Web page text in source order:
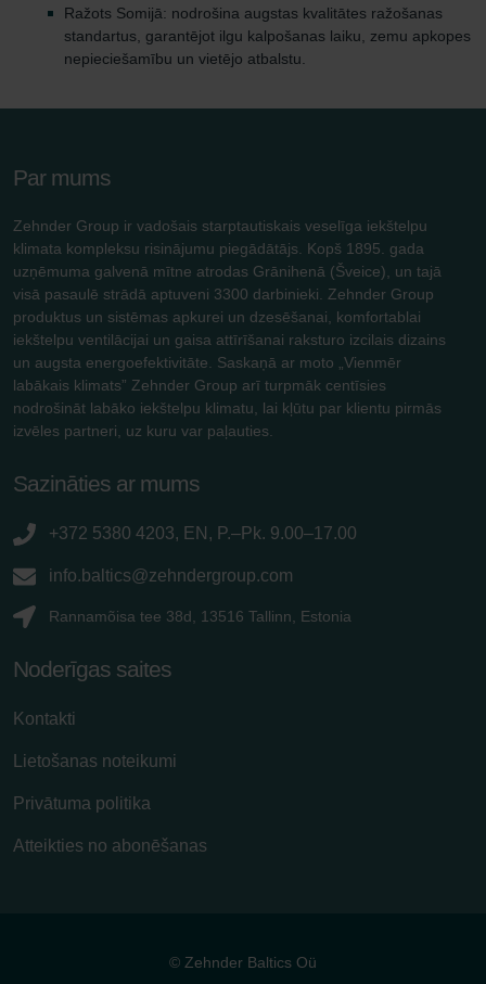
Ražots Somijā: nodrošina augstas kvalitātes ražošanas
standartus, garantējot ilgu kalpošanas laiku, zemu apkopes
nepieciešamību un vietējo atbalstu.
Par mums
Zehnder Group ir vadošais starptautiskais veselīga iekštelpu
klimata kompleksu risinājumu piegādātājs. Kopš 1895. gada
uzņēmuma galvenā mītne atrodas Grānihenā (Šveice), un tajā
visā pasaulē strādā aptuveni 3300 darbinieki. Zehnder Group
produktus un sistēmas apkurei un dzesēšanai, komfortablai
iekštelpu ventilācijai un gaisa attīrīšanai raksturo izcilais dizains
un augsta energoefektivitāte. Saskaņā ar moto „Vienmēr
labākais klimats” Zehnder Group arī turpmāk centīsies
nodrošināt labāko iekštelpu klimatu, lai kļūtu par klientu pirmās
izvēles partneri, uz kuru var paļauties.
Sazināties ar mums
+372 5380 4203, EN, P.–Pk. 9.00–17.00
info.baltics@zehndergroup.com
Rannamõisa tee 38d, 13516 Tallinn, Estonia
Noderīgas saites
Kontakti
Lietošanas noteikumi
Privātuma politika
Atteikties no abonēšanas
© Zehnder Baltics Oü